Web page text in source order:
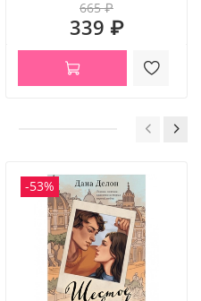
665 ₽
339 ₽
-53%